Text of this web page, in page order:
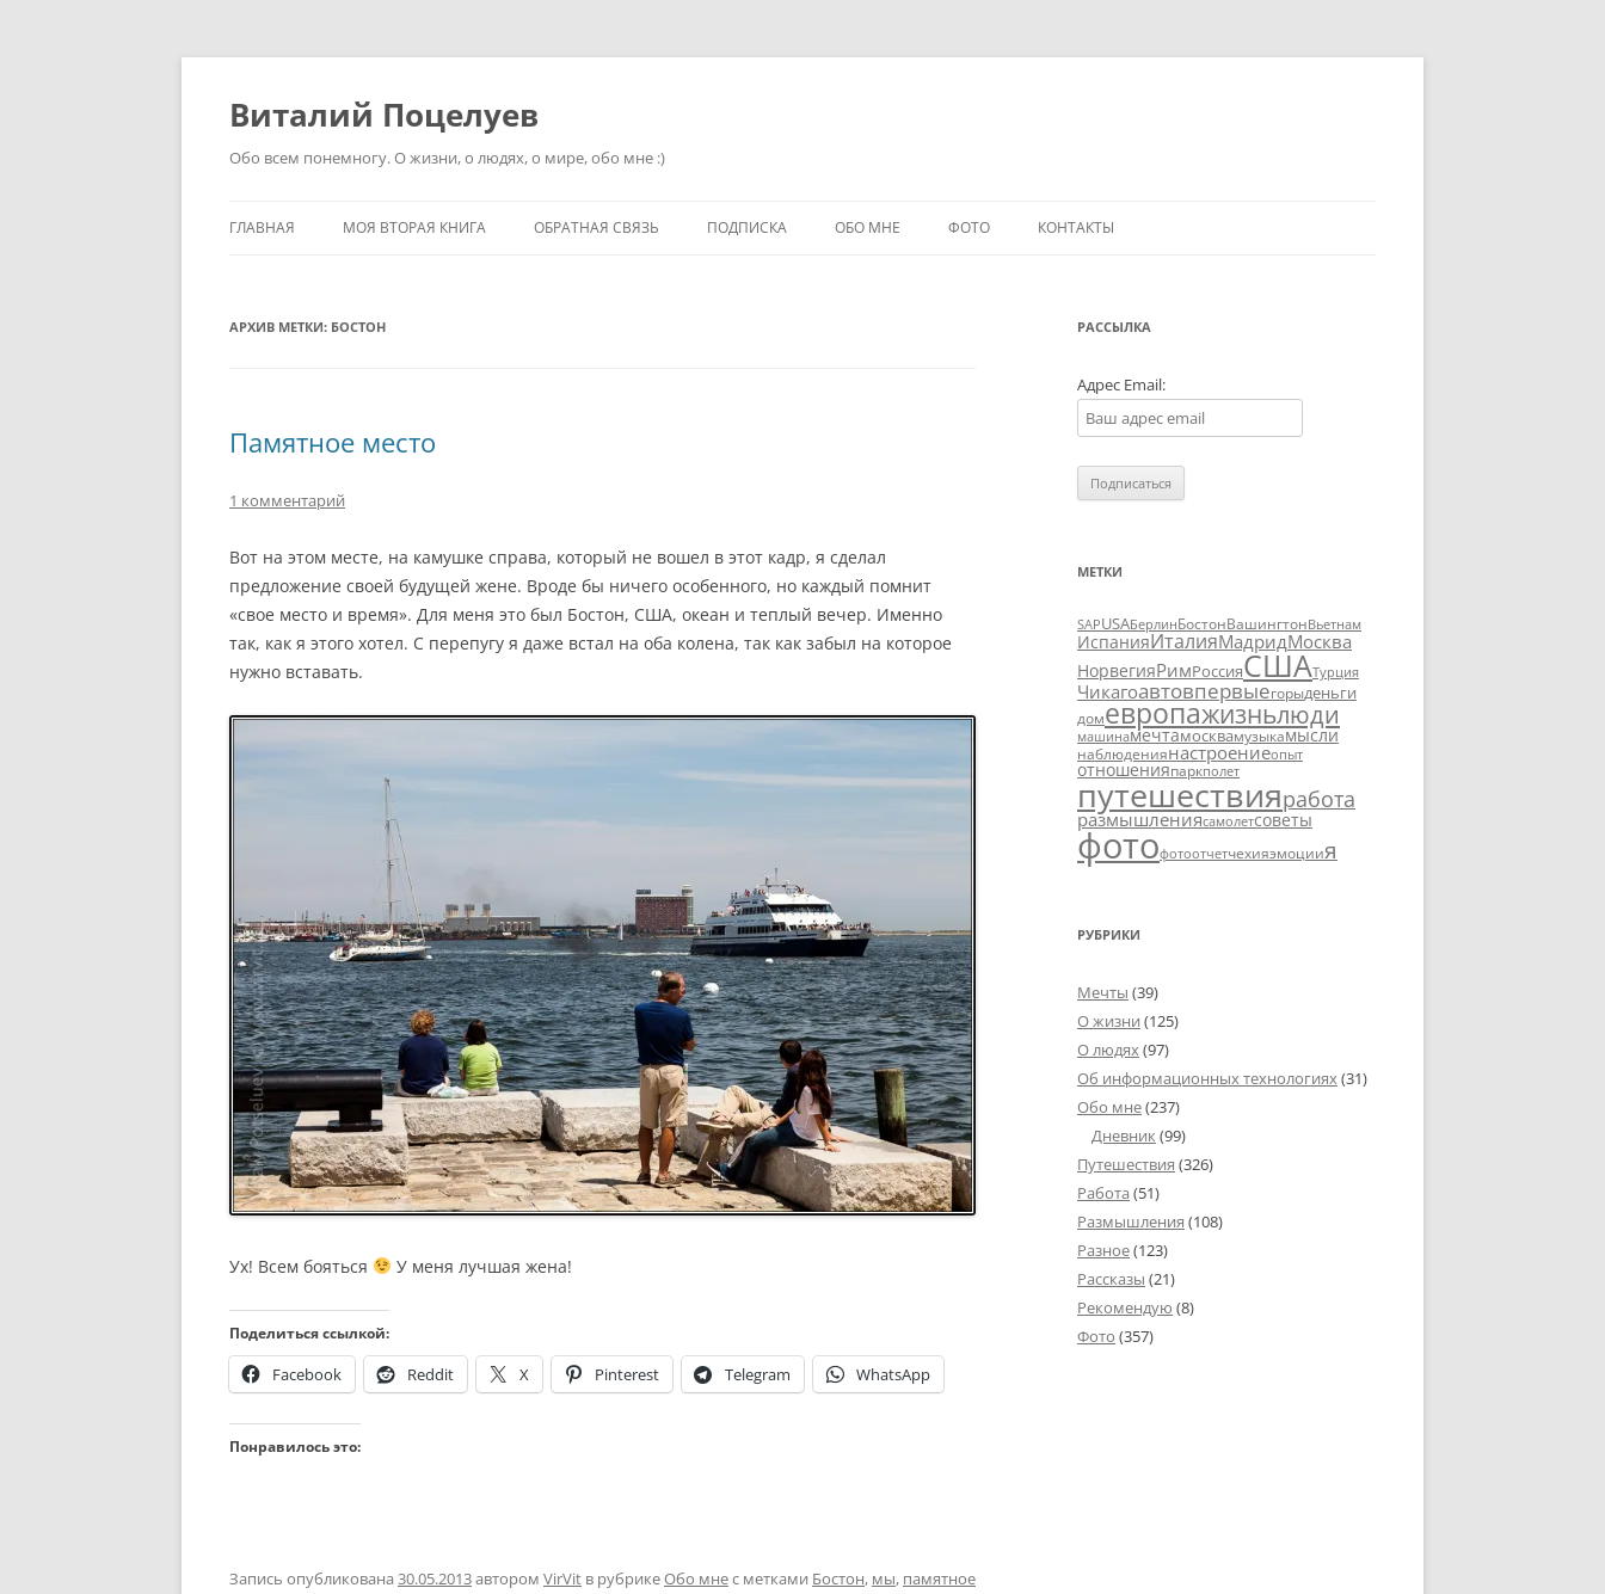
Перейти
Виталий Поцелуев
Обо всем понемногу. О жизни, о людях, о мире, обо мне :)
ГЛАВНАЯ МОЯ ВТОРАЯ КНИГА ОБРАТНАЯ СВЯЗЬ ПОДПИСКА ОБО МНЕ ФОТО КОНТАКТЫ
АРХИВ МЕТКИ: БОСТОН
Памятное место
1 комментарий
Вот на этом месте, на камушке справа, который не вошел в этот кадр, я сделал
предложение своей будущей жене. Вроде бы ничего особенного, но каждый помнит
«свое место и время». Для меня это был Бостон, США, океан и теплый вечер. Именно
так, как я этого хотел. С перепугу я даже встал на оба колена, так как забыл на которое
нужно вставать.
Ух! Всем бояться У меня лучшая жена!
Поделиться ссылкой:
Facebook Reddit X Pinterest Telegram WhatsApp
Понравилось это:
Запись опубликована 30.05.2013автором VirVit в рубрикеОбо мнес метками Бостон, мы, памятное
РАССЫЛКА
Адрес Email:
МЕТКИ
SAPUSAБерлинБостонВашингтонВьетнам
ИспанияИталияМадридМосква
НорвегияРимРоссияСШАТурция
Чикагоавтовпервыегорыденьги
домевропажизньлюди
машинамечтамосквамузыкамысли
наблюдениянастроениеопыт
отношенияпаркполет
путешествияработа
размышлениясамолетсоветы
фотофотоотчетчехияэмоциия
РУБРИКИ
Мечты (39)
О жизни (125)
О людях(97)
Об информационных технологиях(31)
Обо мне(237)
Дневник(99)
Путешествия (326)
Работа (51)
Размышления (108)
Разное(123)
Рассказы (21)
Рекомендую (8)
Фото (357)